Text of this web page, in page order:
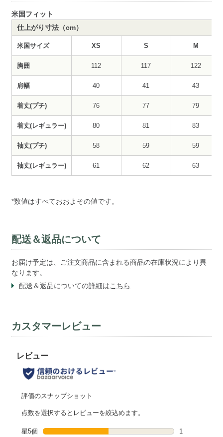
米国フィット
仕上がり寸法（cm）
米国サイズ XS S M
胸囲 112 117 122
肩幅 40 41 43
着丈(プチ) 76 77 79
着丈(レギュラー) 80 81 83
袖丈(プチ) 58 59 59
袖丈(レギュラー) 61 62 63
*数値はすべておおよその値です。
配送＆返品について
お届け予定は、ご注文商品に含まれる商品の在庫状況により異
なります。
配送＆返品についての詳細はこちら
カスタマーレビュー